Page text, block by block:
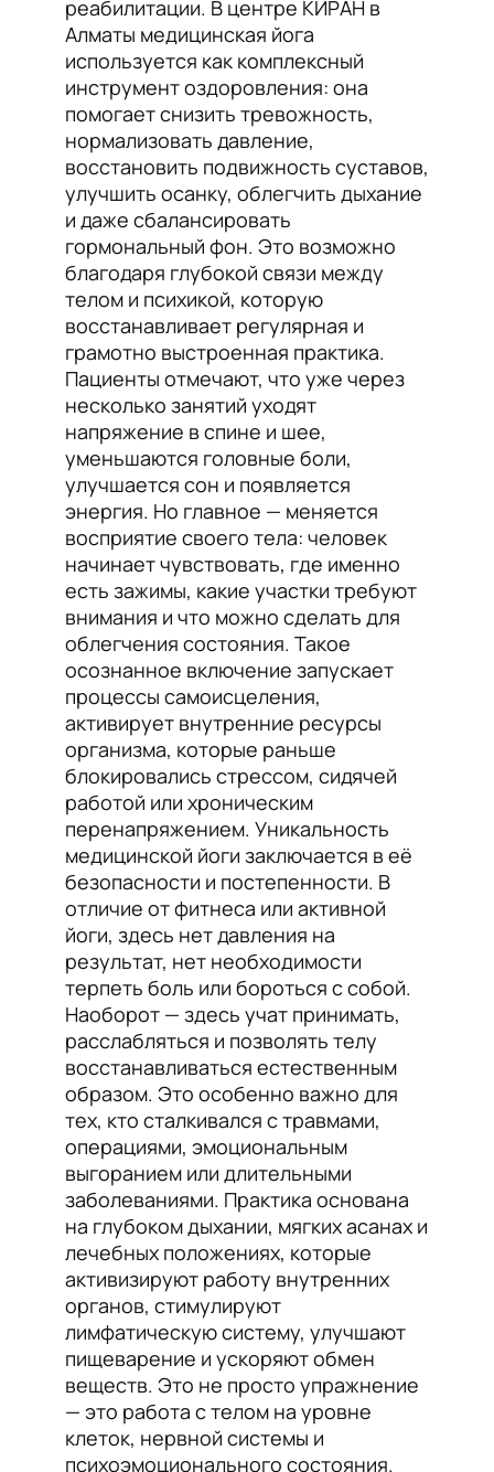
реабилитации. В центре КИРАН в
Алматы медицинская йога
используется как комплексный
инструмент оздоровления: она
помогает снизить тревожность,
нормализовать давление,
восстановить подвижность суставов,
улучшить осанку, облегчить дыхание
и даже сбалансировать
гормональный фон. Это возможно
благодаря глубокой связи между
телом и психикой, которую
восстанавливает регулярная и
грамотно выстроенная практика.
Пациенты отмечают, что уже через
несколько занятий уходят
напряжение в спине и шее,
уменьшаются головные боли,
улучшается сон и появляется
энергия. Но главное — меняется
восприятие своего тела: человек
начинает чувствовать, где именно
есть зажимы, какие участки требуют
внимания и что можно сделать для
облегчения состояния. Такое
осознанное включение запускает
процессы самоисцеления,
активирует внутренние ресурсы
организма, которые раньше
блокировались стрессом, сидячей
работой или хроническим
перенапряжением. Уникальность
медицинской йоги заключается в её
безопасности и постепенности. В
отличие от фитнеса или активной
йоги, здесь нет давления на
результат, нет необходимости
терпеть боль или бороться с собой.
Наоборот — здесь учат принимать,
расслабляться и позволять телу
восстанавливаться естественным
образом. Это особенно важно для
тех, кто сталкивался с травмами,
операциями, эмоциональным
выгоранием или длительными
заболеваниями. Практика основана
на глубоком дыхании, мягких асанах и
лечебных положениях, которые
активизируют работу внутренних
органов, стимулируют
лимфатическую систему, улучшают
пищеварение и ускоряют обмен
веществ. Это не просто упражнение
— это работа с телом на уровне
клеток, нервной системы и
психоэмоционального состояния.